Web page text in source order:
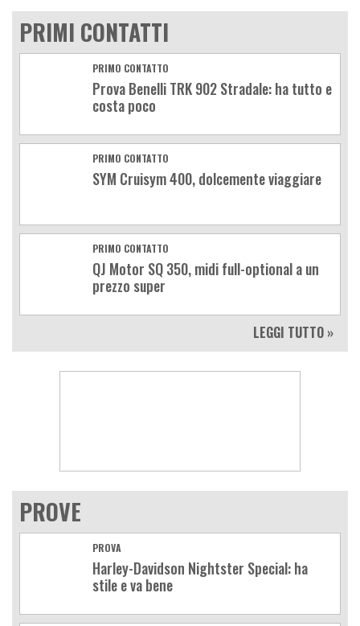
PRIMI CONTATTI
PRIMO CONTATTO
Prova Benelli TRK 902 Stradale: ha tutto e
costa poco
PRIMO CONTATTO
SYM Cruisym 400, dolcemente viaggiare
PRIMO CONTATTO
QJ Motor SQ 350, midi full-optional a un
prezzo super
LEGGI TUTTO »
PROVE
PROVA
Harley-Davidson Nightster Special: ha
stile e va bene